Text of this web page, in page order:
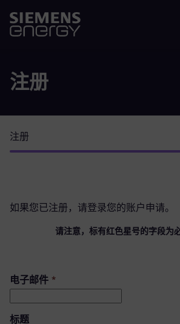
注册
注册
如果您已注册，请登录您的账户 申请。
请注意，标有红色星号的字段为
电子邮件 *
标题